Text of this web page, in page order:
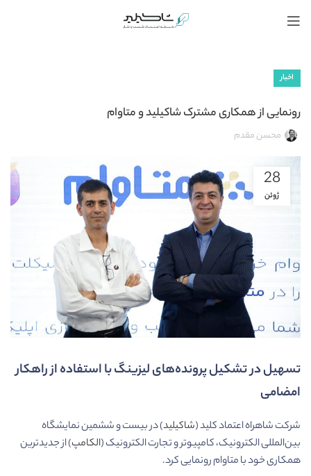
اخبار
رونمایی از همکاری مشترک شاکیلید و متاوام
محسن مقدم
28
ژوئن
تسهیل در تشکیل پرونده‌های لیزینگ با استفاده از راهکار
امضامی
شرکت شاهراه اعتماد کلید (شاکیلید) در بیست و ششمین نمایشگاه
بین‌المللی الکترونیک، کامپیوتر و تجارت الکترونیک (الکامپ) از جدیدترین
همکاری خود با متاوام رونمایی کرد.